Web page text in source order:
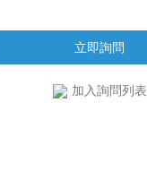
立即詢問
加入詢問列表